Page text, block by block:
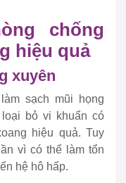
chống
hiệu quả
xuyên
sạch mũi họng
bỏ vi khuẩn có
hiệu quả. Tuy
vì có thể làm tổn
hệ hô hấp.